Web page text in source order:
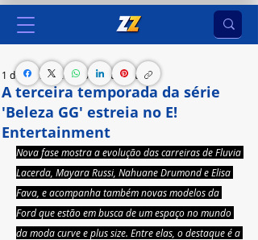
A terceira temporada da série
'Beleza GG' estreia no E!
Entertainment
1 de nov. de 2023 8 min de leitura
Nova fase mostra a evolução das carreiras de Fluvia
Lacerda, Mayara Russi, Nahuane Drumond e Elisa
Fava, e acompanha também novas modelos da
Ford que estão em busca de um espaço no mundo
da moda curve e plus size. Entre elas, o destaque é a